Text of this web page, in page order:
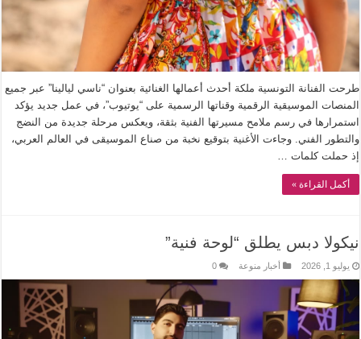
طرحت الفنانة التونسية ملكة أحدث أعمالها الغنائية بعنوان “ناسي ليالينا” عبر جميع
المنصات الموسيقية الرقمية وقناتها الرسمية على “يوتيوب”، في عمل جديد يؤكد
استمرارها في رسم ملامح مسيرتها الفنية بثقة، ويعكس مرحلة جديدة من النضج
والتطور الفني. وجاءت الأغنية بتوقيع نخبة من صناع الموسيقى في العالم العربي،
إذ حملت كلمات …
أكمل القراءة »
نيكولا دبس يطلق “لوحة فنية”
يوليو 1, 2026 أخبار منوعة 0